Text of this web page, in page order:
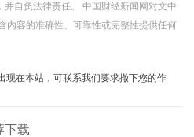
自负法律责任。 中国财经新闻网对文中
内容的准确性、可靠性或完整性提供任何
现在本站，可联系我们要求撤下您的作
下载